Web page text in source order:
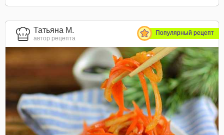
Татьяна М.
автор рецепта
Популярный рецепт